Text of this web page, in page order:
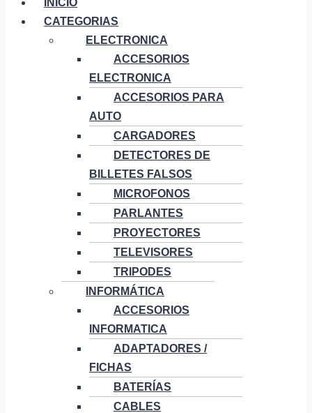
CATEGORIAS
ELECTRONICA
ACCESORIOS
ELECTRONICA
ACCESORIOS PARA
AUTO
CARGADORES
DETECTORES DE
BILLETES FALSOS
MICROFONOS
PARLANTES
PROYECTORES
TELEVISORES
TRIPODES
INFORMÁTICA
ACCESORIOS
INFORMATICA
ADAPTADORES /
FICHAS
BATERÍAS
CABLES